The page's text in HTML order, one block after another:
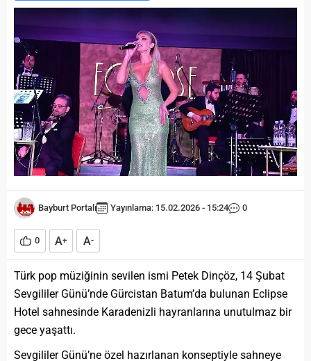
Bayburt Portalı Yayınlama: 15.02.2026 - 15:24 0
0 A+ A-
Türk pop müziğinin sevilen ismi Petek Dinçöz, 14 Şubat
Sevgililer Günü’nde Gürcistan Batum’da bulunan Eclipse
Hotel sahnesinde Karadenizli hayranlarına unutulmaz bir
gece yaşattı.
Sevgililer Günü’ne özel hazırlanan konseptiyle sahneye